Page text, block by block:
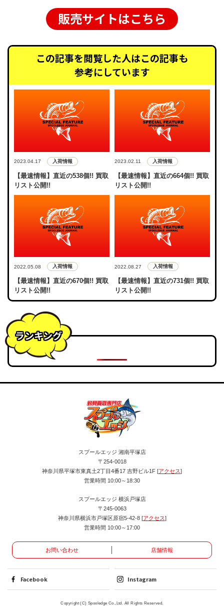
販売サイトはこちら
この記事を閲覧した人はこの記事も
参考にしています
2023.04.17 入荷情報
【最速情報】直近の538個!! 買取
リスト公開!!
2023.02.11 入荷情報
【最速情報】直近の664個!! 買取
リスト公開!!
2022.05.08 入荷情報
【最速情報】直近の670個!! 買取
リスト公開!!
2022.08.27 入荷情報
【最速情報】直近の731個!! 買取
リスト公開!!
ランキング
スプールエッジ 湘南平塚店
〒254-0018
神奈川県平塚市東真土2丁目4番17 吉野ビル1F [アクセス]
営業時間 10:00～18:30
スプールエッジ 横浜戸塚店
〒245-0063
神奈川県横浜市戸塚区原宿5-42-8 [アクセス]
営業時間 10:00～17:00
お問い合わせ 店舗情報
Facebook Instagram
Copyright (C) Spooledge Co.,Ltd. All Rights Reserved.